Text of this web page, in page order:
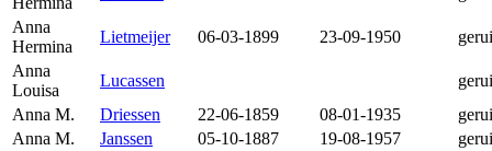
Anna
Hermina
Lietmeijer 06-03-1899 23-09-1950
Anna
Louisa
Lucassen
Anna M.
Driessen 22-06-1859 08-01-1935
Anna M.
Janssen 05-10-1887 19-08-1957